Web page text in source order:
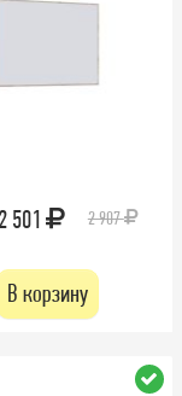
2 501 2 907
В корзину